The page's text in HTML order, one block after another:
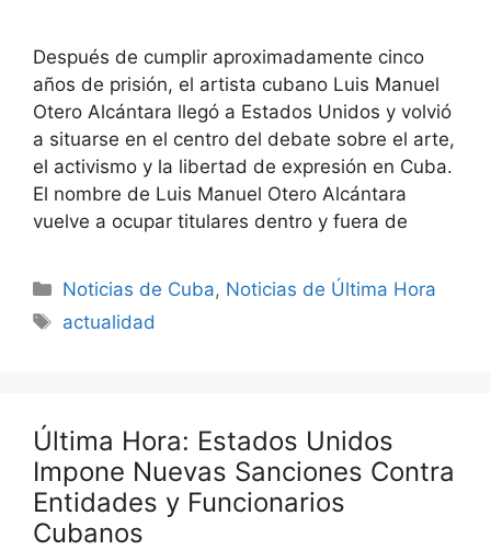
Después de cumplir aproximadamente cinco
años de prisión, el artista cubano Luis Manuel
Otero Alcántara llegó a Estados Unidos y volvió
a situarse en el centro del debate sobre el arte,
el activismo y la libertad de expresión en Cuba.
El nombre de Luis Manuel Otero Alcántara
vuelve a ocupar titulares dentro y fuera de
Categories
Noticias de Cuba, Noticias de Última Hora
Tags
actualidad
Última Hora: Estados Unidos
Impone Nuevas Sanciones Contra
Entidades y Funcionarios
Cubanos